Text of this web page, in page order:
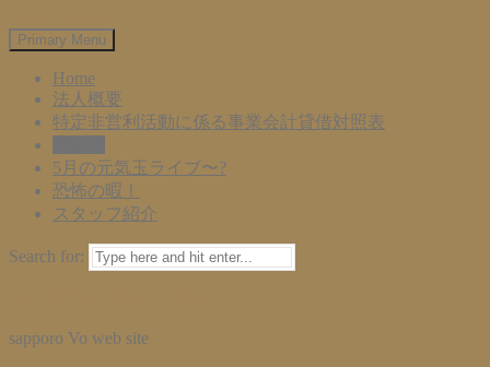
Primary Menu
Home
法人概要
特定非営利活動に係る事業会計貸借対照表
5月の元気玉ライブ〜?
恐怖の暇！
スタッフ紹介
Search for:
sapporo Vo web site